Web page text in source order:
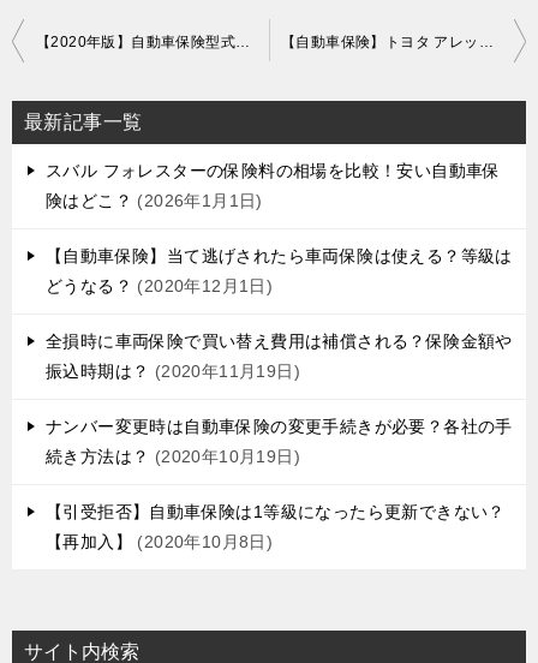
投
ナ
ビ
シ
ン
最新記事一覧
スバル フォレスターの保険料の相場を比較！安い自動車保
険はどこ？
2026年1月1日
【自動車保険】当て逃げされたら車両保険は使える？等級は
どうなる？
2020年12月1日
全損時に車両保険で買い替え費用は補償される？保険金額や
振込時期は？
2020年11月19日
ナンバー変更時は自動車保険の変更手続きが必要？各社の手
続き方法は？
2020年10月19日
【引受拒否】自動車保険は1等級になったら更新できない？
【再加入】
2020年10月8日
サイト内検索